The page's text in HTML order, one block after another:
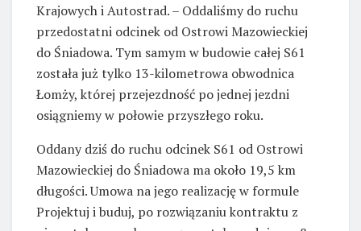
Krajowych i Autostrad. – Oddaliśmy do ruchu
przedostatni odcinek od Ostrowi Mazowieckiej
do Śniadowa. Tym samym w budowie całej S61
została już tylko 13-kilometrowa obwodnica
Łomży, której przejezdność po jednej jezdni
osiągniemy w połowie przyszłego roku.
Oddany dziś do ruchu odcinek S61 od Ostrowi
Mazowieckiej do Śniadowa ma około 19,5 km
długości. Umowa na jego realizację w formule
Projektuj i buduj, po rozwiązaniu kontraktu z